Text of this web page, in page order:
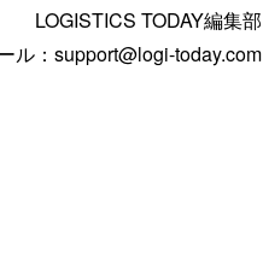
LOGISTICS TODAY編集部
ル：support@logi-today.com